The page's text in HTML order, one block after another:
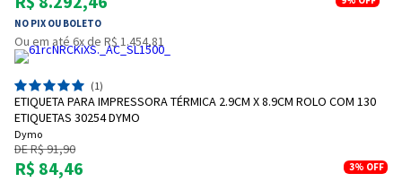
NO PIX OU BOLETO
Ou em até 6x de R$ 1.454,81
(1)
ETIQUETA PARA IMPRESSORA TÉRMICA 2.9CM X 8.9CM ROLO COM 130
ETIQUETAS 30254 DYMO
Dymo
DE R$ 91,90
R$ 84,46 3% OFF